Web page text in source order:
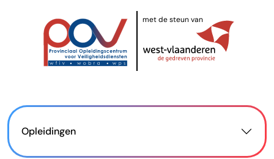
met de steun van
Opleidingen